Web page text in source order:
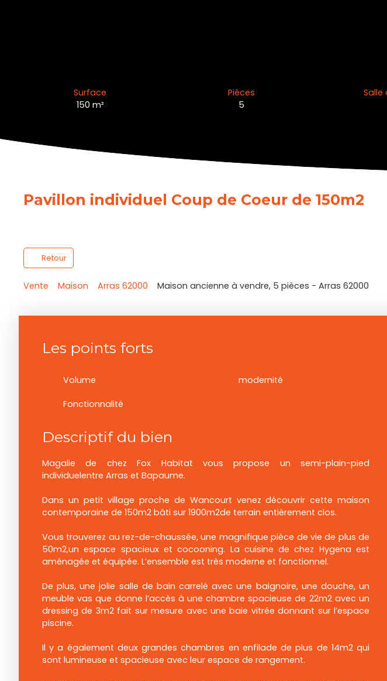
Surface
150 m²
Pièces
5
Salle
Pavillon individuel Coup de Coeur de 150m2
Retour
Vente Maison Arras 62000 Maison ancienne à vendre, 5 pièces - Arras 62000
Les points forts
Volume modernité
Fonctionnalité
Descriptif du bien
Magalie de chez Fox Habitat vous propose un semi-plain-pied
individuelentre Arras et Bapaume.
Dans un petit village proche de Wancourt venez découvrir cette maison
contemporaine de 150m2 bâti sur 1900m2de terrain entièrement clos.
Vous trouverez au rez-de-chaussée, une magnifique pièce de vie de plus de
50m2,un espace spacieux et cocooning. La cuisine de chez Hygena est
aménagée et équipée. L’ensemble est très moderne et fonctionnel.
De plus, une jolie salle de bain carrelé avec une baignoire, une douche, un
meuble vas que donne l’accès à une chambre spacieuse de 22m2 avec un
dressing de 3m2 fait sur mesure avec une baie vitrée donnant sur l’espace
piscine.
Il y a également deux grandes chambres en enfilade de plus de 14m2 qui
sont lumineuse et spacieuse avec leur espace de rangement.